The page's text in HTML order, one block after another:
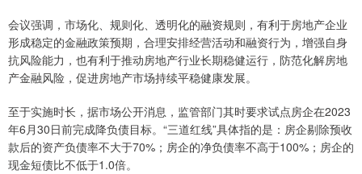
会议强调，市场化、规则化、透明化的融资规则，有利于房地产企业
形成稳定的金融政策预期，合理安排经营活动和融资行为，增强自身
抗风险能力，也有利于推动房地产行业长期稳健运行，防范化解房地
产金融风险，促进房地产市场持续平稳健康发展。
至于实施时长，据市场公开消息，监管部门其时要求试点房企在2023
年6月30日前完成降负债目标。“三道红线”具体指的是：房企剔除预收
款后的资产负债率不大于70%；房企的净负债率不高于100%；房企的
现金短债比不低于1.0倍。